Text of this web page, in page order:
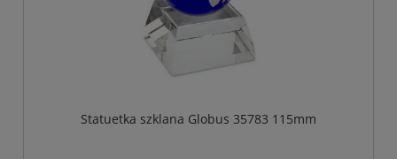
Statuetka szklana Globus 35783 115mm